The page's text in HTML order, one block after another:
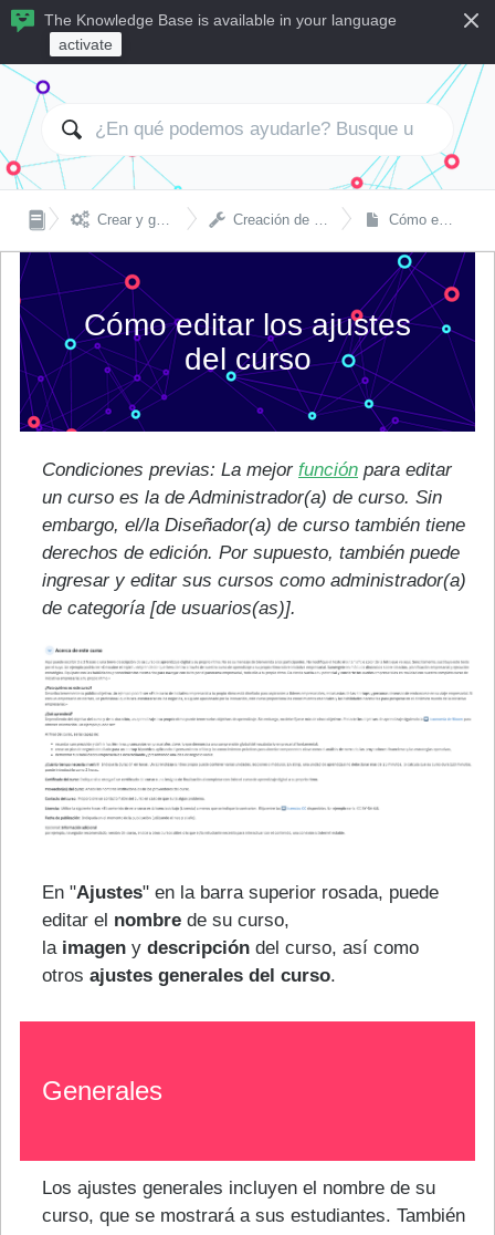
The Knowledge Base is available in your language
activate
 Crear y gestionar cursos como socio  Creación de cursos y configuración técnica Cómo editar los ajustes del curso
Cómo editar los ajustes
del curso
Condiciones previas: La mejor función para editar
un curso es la de Administrador(a) de curso. Sin
embargo, el/la Diseñador(a) de curso también tiene
derechos de edición. Por supuesto, también puede
ingresar y editar sus cursos como administrador(a)
de categoría [de usuarios(as)].
En "Ajustes" en la barra superior rosada, puede
editar el nombre de su curso,
la imagen y descripción del curso, así como
otros ajustes generales del curso.
Generales
Los ajustes generales incluyen el nombre de su
curso, que se mostrará a sus estudiantes. También